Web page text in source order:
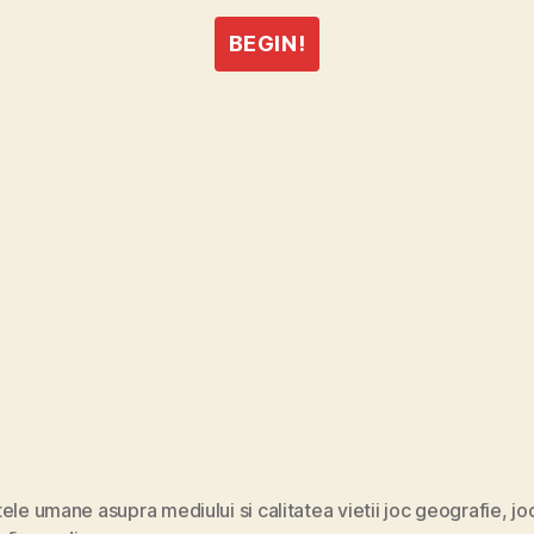
BEGIN!
umane asupra mediului si calitatea vietii joc geografie,